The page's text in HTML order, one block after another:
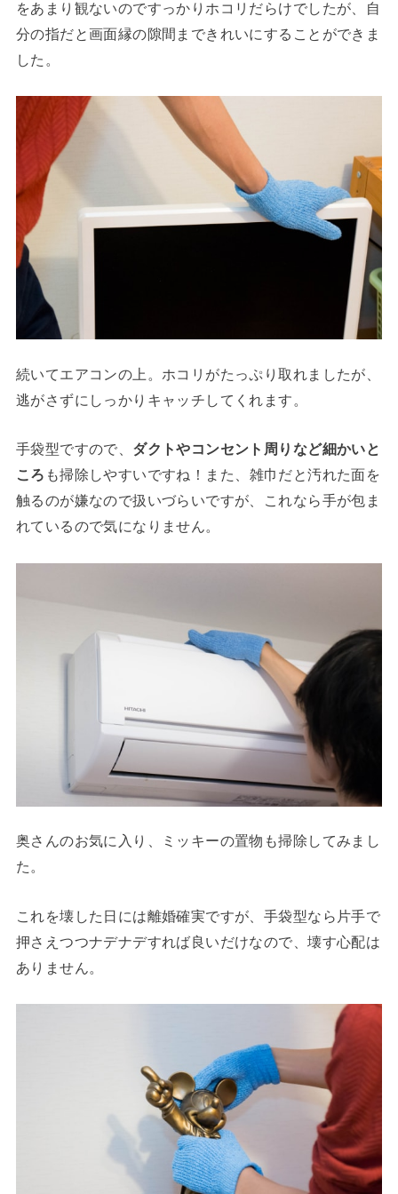
をあまり観ないのですっかりホコリだらけでしたが、自
分の指だと画面縁の隙間まできれいにすることができま
した。
続いてエアコンの上。ホコリがたっぷり取れましたが、
逃がさずにしっかりキャッチしてくれます。
手袋型ですので、 ダクトやコンセント周りなど細かいと
ころ も掃除しやすいですね！また、雑巾だと汚れた面を
触るのが嫌なので扱いづらいですが、これなら手が包ま
れているので気になりません。
奥さんのお気に入り、ミッキーの置物も掃除してみまし
た。
これを壊した日には離婚確実ですが、手袋型なら片手で
押さえつつナデナデすれば良いだけなので、壊す心配は
ありません。